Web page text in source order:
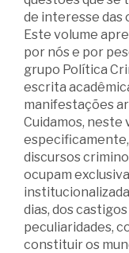
de interesse das
Este volume
por nós e por
grupo Política
escrita
manifestações
Cuidamos, neste
especificamente,
discursos
ocupam
dias, dos
peculiaridades,
constituir os